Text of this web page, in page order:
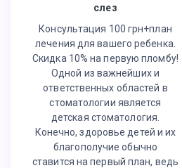
слез
Консультация 100 грн+план
лечения для вашего ребенка.
Скидка 10% на первую пломбу!
Одной из важнейших и
ответственных областей в
стоматологии является
детская стоматология.
Конечно, здоровье детей и их
благополучие обычно
ставится на первый план, ведь